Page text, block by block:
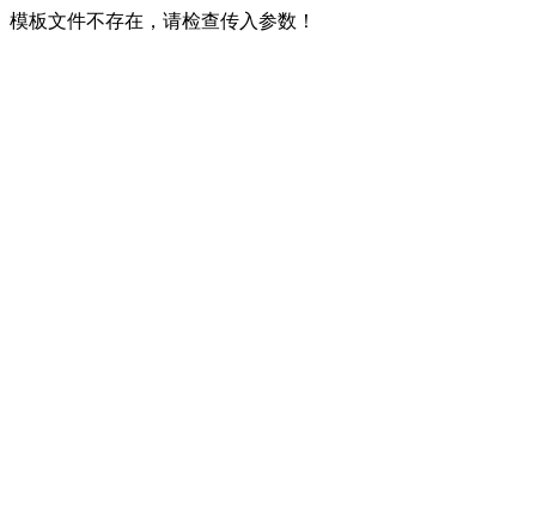
模板文件不存在，请检查传入参数！